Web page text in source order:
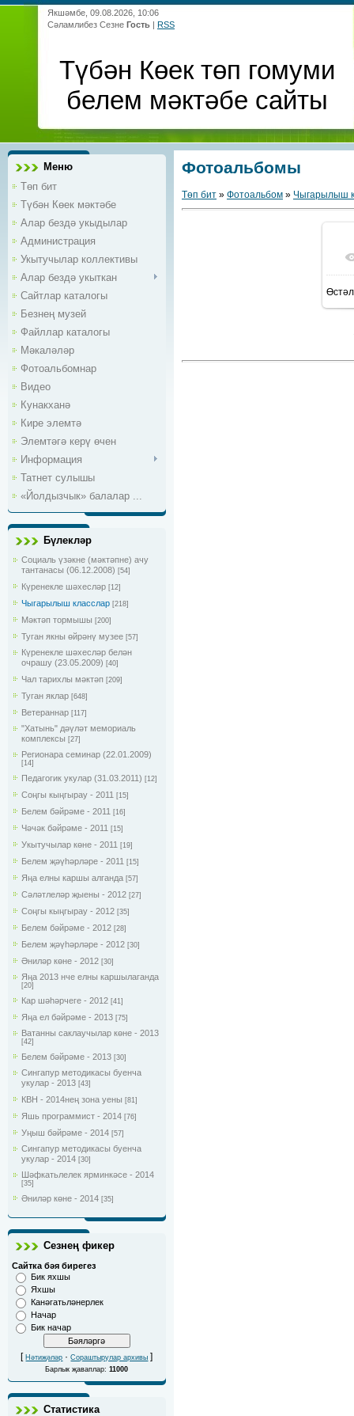
Якшәмбе, 09.08.2026, 10:06
Сәламлибез Сезне Гость | RSS
Түбән Көек төп гомуми
белем мәктәбе сайты
Меню
Төп бит
Түбән Көек мәктәбе
Алар бездә укыдылар
Администрация
Укытучылар коллективы
Алар бездә укыткан
Сайтлар каталогы
Безнең музей
Файллар каталогы
Мәкаләләр
Фотоальбомнар
Видео
Кунакханә
Кире элемтә
Элемтәгә керү өчен
Информация
Татнет сулышы
«Йолдызчык» балалар ...
Бүлекләр
Социаль үзәкне (мәктәпне) ачу
тантанасы (06.12.2008) [54]
Күренекле шәхесләр [12]
Чыгарылыш класслар [218]
Мәктәп тормышы [200]
Туган якны өйрәнү музее [57]
Күренекле шәхесләр белән
очрашу (23.05.2009) [40]
Чал тарихлы мәктәп [209]
Туган яклар [648]
Ветераннар [117]
"Хатынь" дәүләт мемориаль
комплексы [27]
Регионара семинар (22.01.2009)
[14]
Педагогик укулар (31.03.2011) [12]
Соңгы кыңгырау - 2011 [15]
Белем бәйрәме - 2011 [16]
Чәчәк бәйрәме - 2011 [15]
Укытучылар көне - 2011 [19]
Белем җәүһәрләре - 2011 [15]
Яңа елны каршы алганда [57]
Сәләтлеләр җыены - 2012 [27]
Соңгы кыңгырау - 2012 [35]
Белем бәйрәме - 2012 [28]
Белем җәүһәрләре - 2012 [30]
Әниләр көне - 2012 [30]
Яңа 2013 нче елны каршылаганда
[20]
Кар шәһәрчеге - 2012 [41]
Яңа ел бәйрәме - 2013 [75]
Ватанны саклаучылар көне - 2013
[42]
Белем бәйрәме - 2013 [30]
Сингапур методикасы буенча
укулар - 2013 [43]
КВН - 2014нең зона уены [81]
Яшь программист - 2014 [76]
Уңыш бәйрәме - 2014 [57]
Сингапур методикасы буенча
укулар - 2014 [30]
Шәфкатьлелек ярминкәсе - 2014
[35]
Әниләр көне - 2014 [35]
Сезнең фикер
Сайтка бәя бирегез
Бик яхшы
Яхшы
Канәгатьләнерлек
Начар
Бик начар
[Нәтиҗәләр ·Сораштырулар архивы ]
Барлык җаваплар:11000
Статистика
Фотоальбомы
Төп бит » Фотоальбом » Чыгарылыш